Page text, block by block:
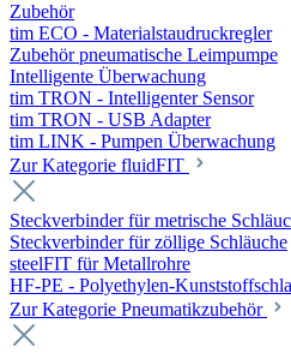
Zubehör
tim ECO - Materialstaudruckregler
Zubehör pneumatische Leimpumpe
Intelligente Überwachung
tim TRON - Intelligenter Sensor
tim TRON - USB Adapter
tim LINK - Pumpen Überwachung
Zur Kategorie fluidFIT
Steckverbinder für metrische
Steckverbinder für zöllige Schläuche
steelFIT für Metallrohre
HF-PE - Polyethylen-
Zur Kategorie Pneumatikzubehör